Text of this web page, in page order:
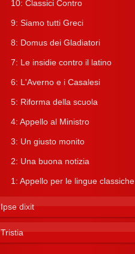
10: Classici Contro
9: Siamo tutti Greci
8: Domus dei Gladiatori
7: Le insidie contro il latino
6: L'Averno e i Casalesi
5: Riforma della scuola
4: Appello al Ministro
3: Un giusto monito
2: Una buona notizia
1: Appello per le lingue classiche
Ipse dixit
Tristia